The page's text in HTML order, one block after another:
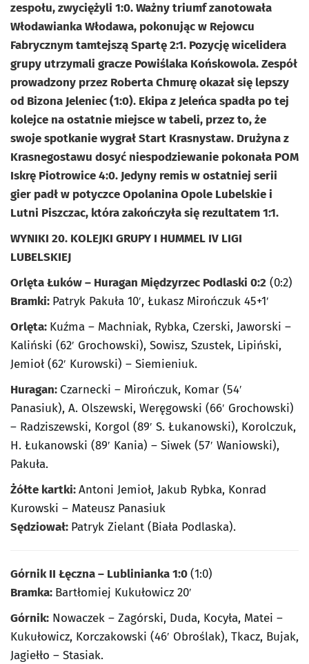
zespołu, zwyciężyli 1:0. Ważny triumf zanotowała
Włodawianka Włodawa, pokonując w Rejowcu
Fabrycznym tamtejszą Spartę 2:1. Pozycję wicelidera
grupy utrzymali gracze Powiślaka Końskowola. Zespół
prowadzony przez Roberta Chmurę okazał się lepszy
od Bizona Jeleniec (1:0). Ekipa z Jeleńca spadła po tej
kolejce na ostatnie miejsce w tabeli, przez to, że
swoje spotkanie wygrał Start Krasnystaw. Drużyna z
Krasnegostawu dosyć niespodziewanie pokonała POM
Iskrę Piotrowice 4:0. Jedyny remis w ostatniej serii
gier padł w potyczce Opolanina Opole Lubelskie i
Lutni Piszczac, która zakończyła się rezultatem 1:1.
WYNIKI 20. KOLEJKI GRUPY I HUMMEL IV LIGI
LUBELSKIEJ
Orlęta Łuków – Huragan Międzyrzec Podlaski 0:2 (0:2)
Bramki: Patryk Pakuła 10′, Łukasz Mirończuk 45+1′
Orlęta: Kuźma – Machniak, Rybka, Czerski, Jaworski –
Kaliński (62′ Grochowski), Sowisz, Szustek, Lipiński,
Jemioł (62′ Kurowski) – Siemieniuk.
Huragan: Czarnecki – Mirończuk, Komar (54′
Panasiuk), A. Olszewski, Weręgowski (66′ Grochowski)
– Radziszewski, Korgol (89′ S. Łukanowski), Korolczuk,
H. Łukanowski (89′ Kania) – Siwek (57′ Waniowski),
Pakuła.
Żółte kartki:Antoni Jemioł, Jakub Rybka, Konrad
Kurowski – Mateusz Panasiuk
Sędziował: Patryk Zielant (Biała Podlaska).
Górnik II Łęczna – Lublinianka 1:0(1:0)
Bramka: Bartłomiej Kukułowicz 20′
Górnik: Nowaczek – Zagórski, Duda, Kocyła, Matei –
Kukułowicz, Korczakowski (46′ Obroślak), Tkacz, Bujak,
Jagiełło – Stasiak.